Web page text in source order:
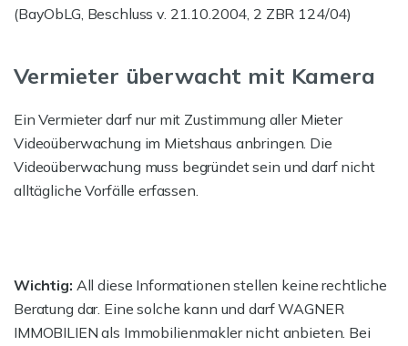
(BayObLG, Beschluss v. 21.10.2004, 2 ZBR 124/04)
Vermieter überwacht mit Kamera
Ein Vermieter darf nur mit Zustimmung aller Mieter
Videoüberwachung im Mietshaus anbringen. Die
Videoüberwachung muss begründet sein und darf nicht
alltägliche Vorfälle erfassen.
Wichtig: All diese Informationen stellen keine rechtliche
Beratung dar. Eine solche kann und darf WAGNER
IMMOBILIEN als Immobilienmakler nicht anbieten. Bei